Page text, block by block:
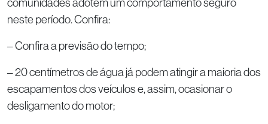
neste período. Confira:
– Confira a previsão do tempo;
– 20 centímetros de água já podem atingir a maioria dos
escapamentos dos veículos e, assim, ocasionar o
desligamento do motor;